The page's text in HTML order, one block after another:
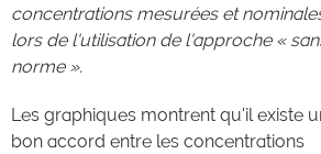
concentrations mesurées et
lors de l'utilisation de l'approche «
norme ».
Les graphiques montrent qu'il existe
bon accord entre les concentrations